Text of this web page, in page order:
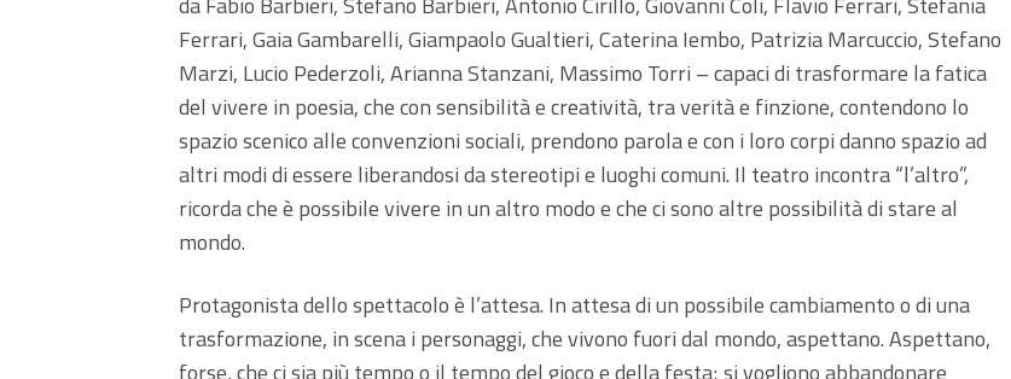
Ferrari, Gaia Gambarelli, Giampaolo Gualtieri, Caterina Iembo, Patrizia Marcuccio, Stefano
Marzi, Lucio Pederzoli, Arianna Stanzani, Massimo Torri – capaci di trasformare la fatica
del vivere in poesia, che con sensibilità e creatività, tra verità e finzione, contendono lo
spazio scenico alle convenzioni sociali, prendono parola e con i loro corpi danno spazio ad
altri modi di essere liberandosi da stereotipi e luoghi comuni. Il teatro incontra “l’altro”,
ricorda che è possibile vivere in un altro modo e che ci sono altre possibilità di stare al
mondo.
Protagonista dello spettacolo è l’attesa. In attesa di un possibile cambiamento o di una
trasformazione, in scena i personaggi, che vivono fuori dal mondo, aspettano. Aspettano,